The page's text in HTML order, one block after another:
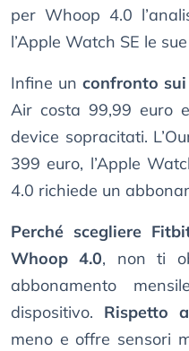
per Whoop 4.0
l’Apple Watch SE le
Infine un confronto sui
Air costa 99,99 euro
device sopracitati.
399 euro, l’Apple
4.0 richiede un
Perché scegliere
Whoop 4.0, non ti
abbonamento
dispositivo. Rispetto
meno e offre sensori